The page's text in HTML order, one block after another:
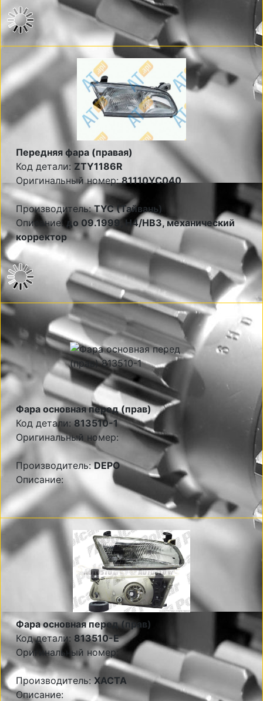
Передняя фара (правая)
Код детали: ZTY1186R
Оригинальный номер:81110YC040
Производитель:TYC (Тайвань)
Описание: до 09.1999, Н4/НВ3, механический
корректор
Фара основная перед (прав)
Код детали:813510-1
Оригинальный номер:
Производитель:DEPO
Описание:
Фара основная перед (прав)
Код детали: 813510-E
Оригинальный номер:
Производитель:XACTA
Описание: